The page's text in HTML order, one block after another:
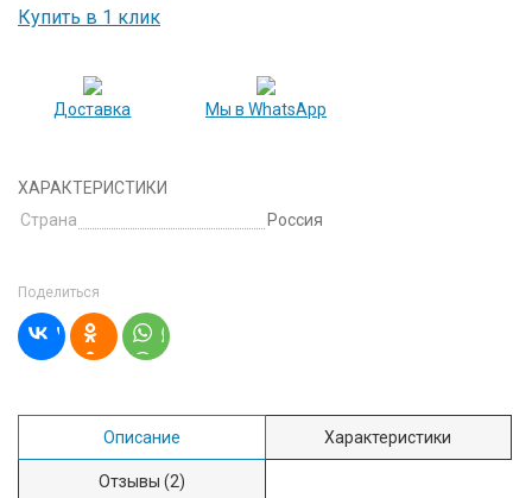
Купить в 1 клик
Доставка Мы в WhatsApp
ХАРАКТЕРИСТИКИ
Страна
Россия
Поделиться
Описание Характеристики
Отзывы (2)